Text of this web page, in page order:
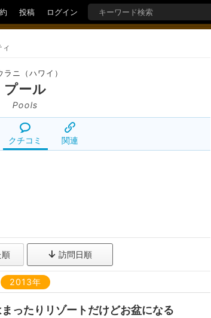
投稿 ログイン
ラニ（ハワイ）
プール
Pools
クチコミ 関連
訪問日順
2013年
ったりリゾートだけどお盆になる